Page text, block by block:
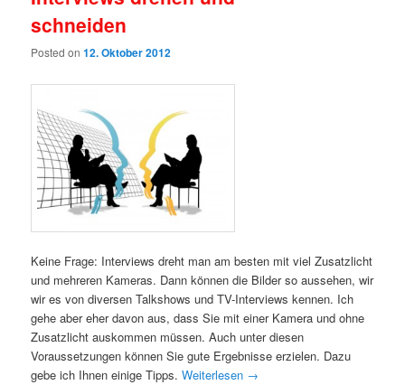
schneiden
Posted on12. Oktober 2012
Keine Frage: Interviews dreht man am besten mit viel Zusatzlicht
und mehreren Kameras. Dann können die Bilder so aussehen, wir
wir es von diversen Talkshows und TV-Interviews kennen. Ich
gehe aber eher davon aus, dass Sie mit einer Kamera und ohne
Zusatzlicht auskommen müssen. Auch unter diesen
Voraussetzungen können Sie gute Ergebnisse erzielen. Dazu
gebe ich Ihnen einige Tipps.Weiterlesen →